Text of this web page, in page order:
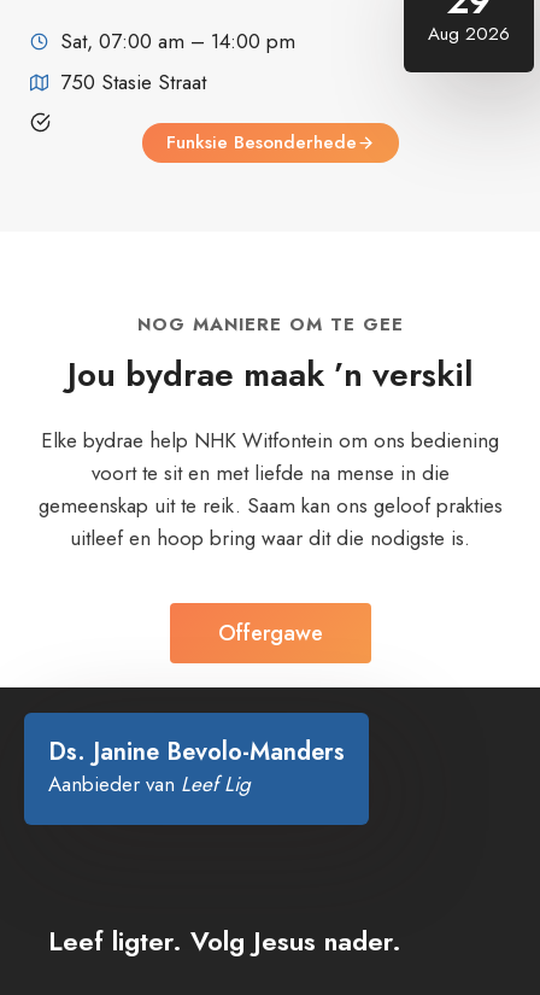
Aug 2026
Sat, 07:00 am – 14:00 pm
750 Stasie Straat
Funksie Besonderhede
NOG MANIERE OM TE GEE
Jou bydrae maak ’n verskil
Elke bydrae help NHK Witfontein om ons bediening
voort te sit en met liefde na mense in die
gemeenskap uit te reik. Saam kan ons geloof prakties
uitleef en hoop bring waar dit die nodigste is.
Offergawe
“
Ds. Janine Bevolo-Manders
Aanbieder van Leef Lig
Leef ligter. Volg Jesus nader.